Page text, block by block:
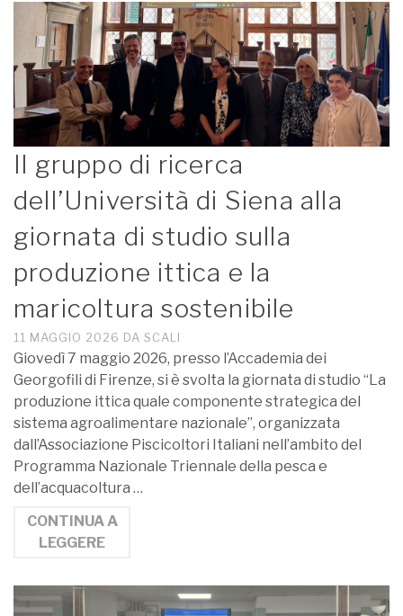
Il gruppo di ricerca
dell’Università di Siena alla
giornata di studio sulla
produzione ittica e la
maricoltura sostenibile
11 MAGGIO 2026 DA SCALI
Giovedì 7 maggio 2026, presso l’Accademia dei
Georgofili di Firenze, si è svolta la giornata di studio “La
produzione ittica quale componente strategica del
sistema agroalimentare nazionale”, organizzata
dall’Associazione Piscicoltori Italiani nell’ambito del
Programma Nazionale Triennale della pesca e
dell’acquacoltura …
CONTINUA A
LEGGERE